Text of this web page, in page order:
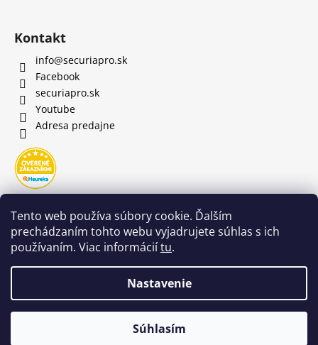
Tento web používa súbory cookie. Ďalším
prechádzaním tohto webu vyjadrujete súhlas s ich
používaním. Viac informáciítu.
Nastavenie
Súhlasím
Kontakt
info@securiapro.sk
Facebook
securiapro.sk
Youtube
Adresa predajne
SecuriaPro.sk. Všetky práva vyhradené.